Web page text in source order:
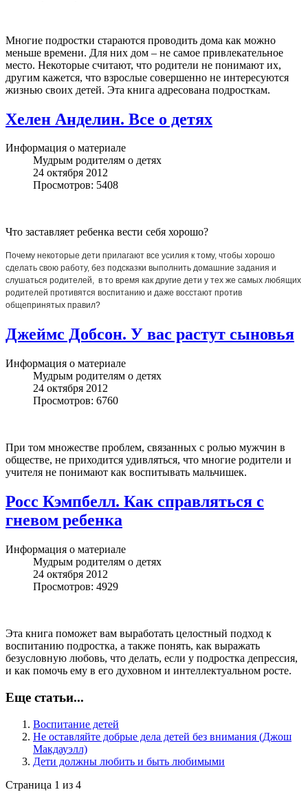
Многие подростки стараются проводить дома как можно
меньше времени. Для них дом – не самое привлекательное
место. Некоторые считают, что родители не понимают их,
другим кажется, что взрослые совершенно не интересуются
жизнью своих детей. Эта книга адресована подросткам.
Хелен Анделин. Все о детях
Информация о материале
Мудрым родителям о детях
24 октября 2012
Просмотров: 5408
Что заставляет ребенка вести себя хорошо?
Почему некоторые дети прилагают все усилия к тому, чтобы хорошо
сделать свою работу, без подсказки выполнить домашние задания и
слушаться родителей, в то время как другие дети у тех же самых любящих
родителей противятся воспитанию и даже восстают против
общепринятых правил?
Джеймс Добсон. У вас растут сыновья
Информация о материале
Мудрым родителям о детях
24 октября 2012
Просмотров: 6760
При том множестве проблем, связанных с ролью мужчин в
обществе, не приходится удивляться, что многие родители и
учителя не понимают как воспитывать мальчишек.
Росс Кэмпбелл. Как справляться с
гневом ребенка
Информация о материале
Мудрым родителям о детях
24 октября 2012
Просмотров: 4929
Эта книга поможет вам выработать целостный подход к
воспитанию подростка, а также понять, как выражать
безусловную любовь, что делать, если у подростка депрессия,
и как помочь ему в его духовном и интеллектуальном росте.
Еще статьи...
Воспитание детей
Не оставляйте добрые дела детей без внимания (Джош
Макдауэлл)
Дети должны любить и быть любимыми
Страница 1 из 4